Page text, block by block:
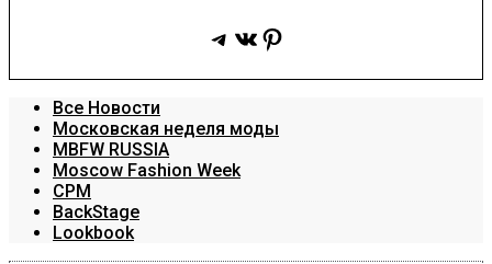
Telegram
ВКонтакте
Pinterest
Все Новости
Московская неделя моды
MBFW RUSSIA
Moscow Fashion Week
CPM
BackStage
Lookbook